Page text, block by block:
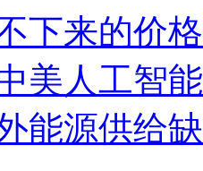
下来的价
美人工智
能源供给